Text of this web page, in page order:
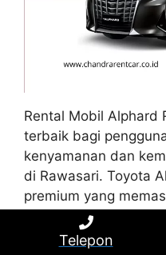
Rental Mobil Alphard
terbaik bagi
kenyamanan dan
di Rawasari. Toyota
premium yang
Telepon